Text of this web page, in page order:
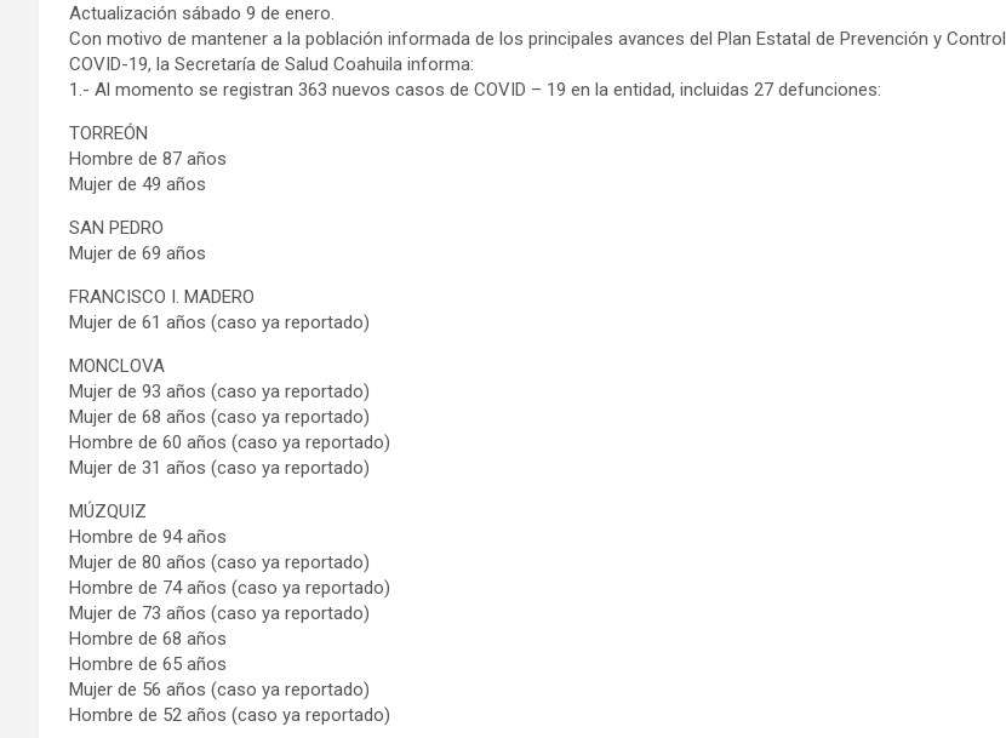
Actualización sábado 9 de enero.
Con motivo de mantener a la población informada de los principales avances del Plan Estatal de Prevención y Control
COVID-19, la Secretaría de Salud Coahuila informa:
1.- Al momento se registran 363 nuevos casos de COVID – 19 en la entidad, incluidas 27 defunciones:
TORREÓN
Hombre de 87 años
Mujer de 49 años
SAN PEDRO
Mujer de 69 años
FRANCISCO I. MADERO
Mujer de 61 años (caso ya reportado)
MONCLOVA
Mujer de 93 años (caso ya reportado)
Mujer de 68 años (caso ya reportado)
Hombre de 60 años (caso ya reportado)
Mujer de 31 años (caso ya reportado)
MÚZQUIZ
Hombre de 94 años
Mujer de 80 años (caso ya reportado)
Hombre de 74 años (caso ya reportado)
Mujer de 73 años (caso ya reportado)
Hombre de 68 años
Hombre de 65 años
Mujer de 56 años (caso ya reportado)
Hombre de 52 años (caso ya reportado)